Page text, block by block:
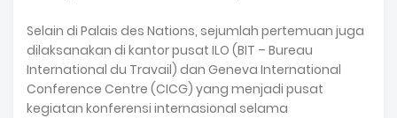
Selain di Palais des Nations, sejumlah pertemuan juga
dilaksanakan di kantor pusat ILO (BIT – Bureau
International du Travail) dan Geneva International
Conference Centre (CICG) yang menjadi pusat
kegiatan konferensi internasional selama